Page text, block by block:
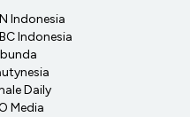
Indonesia
Indonesia
Daily
Media